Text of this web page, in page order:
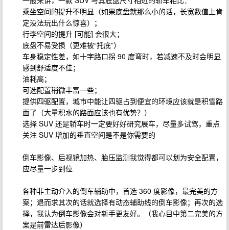
乘坐空间的提升不明显（如果底盘就那么小的话，长宽数值上肯
定没法玩出什么惊喜）；
行李空间的提升 [可能] 会很大；
底盘不易受损（更难被“托底”）
车身稳定性差，如十字路口拐 90 度弯时，若减速不及时会明显
感到舒适度不佳；
油耗高；
可选配置稍微丰富一些；
提供四驱配置，城市中能让四驱占到便宜的环境应该就是积雪路
面了（大量积水的路面应该也有优势？）
选择 SUV 还是轿车时一定要好好研究展车，尽量多试驾，重点
关注 SUV 增加的垂直空间是不是你需要的
倒车影像、后视镜加热、胎压监测我觉得都可以划为安全配置，
应尽量一步到位
各种非主动介入的倒车辅助中，首选 360 度影像，最完美的方
案；退而求其次的话就选择有动态辅助线的倒车影像；再次的选
择，我认为倒车影像会对新手更友好。（我心目中第二完美的方
案是前雷达后影像）